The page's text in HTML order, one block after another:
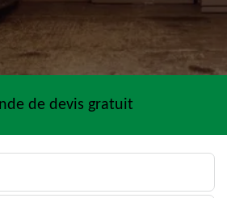
de devis gratuit